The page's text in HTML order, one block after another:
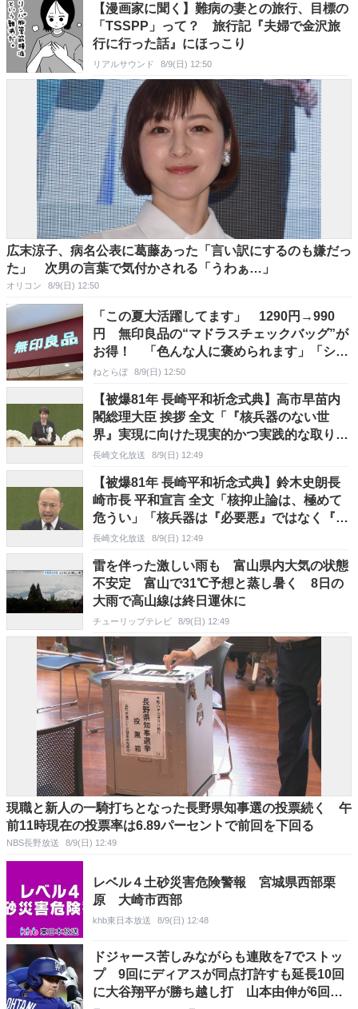
【漫画家に聞く】難病の妻との旅行、目標の
「TSSPP」って？ 旅行記『夫婦で金沢旅
行に行った話』にほっこり
リアルサウンド 8/9(日) 12:50
広末涼子、病名公表に葛藤あった「言い訳にするのも嫌だっ
た」 次男の言葉で気付かされる「うわぁ…」
オリコン 8/9(日) 12:50
「この夏大活躍してます」 1290円→990
円 無印良品の“マドラスチェックバッグ”が
お得！ 「色んな人に褒められます」「シン
プルな服装の差し色に」
ねとらぼ 8/9(日) 12:50
【被爆81年 長崎平和祈念式典】高市早苗内
閣総理大臣 挨拶 全文「『核兵器のない世
界』実現に向けた現実的かつ実践的な取り組
みを」
長崎文化放送 8/9(日) 12:49
【被爆81年 長崎平和祈念式典】鈴木史朗長
崎市長 平和宣言 全文「核抑止論は、極めて
危うい」「核兵器は『必要悪』ではなく『絶
対悪』」
長崎文化放送 8/9(日) 12:49
雷を伴った激しい雨も 富山県内大気の状態
不安定 富山で31℃予想と蒸し暑く 8日の
大雨で高山線は終日運休に
チューリップテレビ 8/9(日) 12:49
現職と新人の一騎打ちとなった長野県知事選の投票続く 午
前11時現在の投票率は6.89パーセントで前回を下回る
NBS長野放送 8/9(日) 12:49
レベル４土砂災害危険警報 宮城県西部栗
原 大崎市西部
khb東日本放送 8/9(日) 12:48
ドジャース苦しみながらも連敗を7でストッ
プ 9回にディアスが同点打許すも延長10回
に大谷翔平が勝ち越し打 山本由伸が6回途